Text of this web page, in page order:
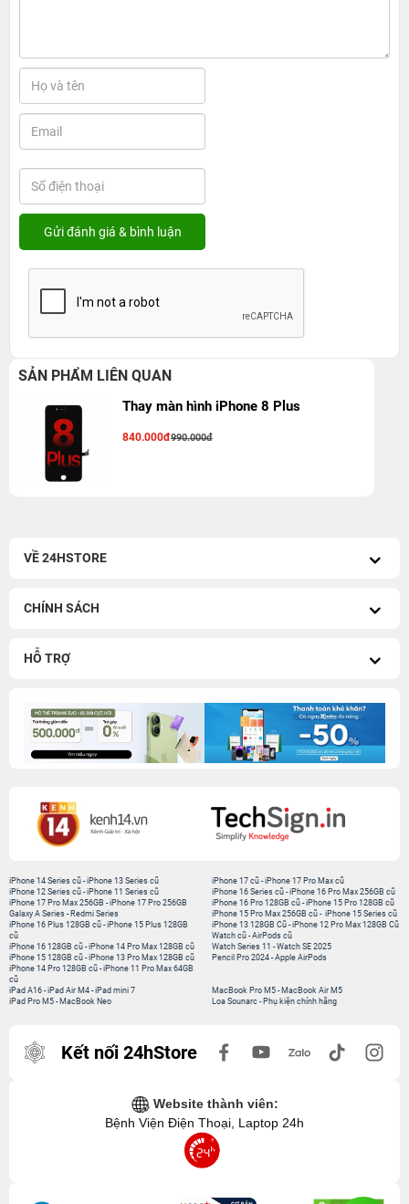
SẢN PHẨM LIÊN QUAN
Thay màn hình iPhone 8 Plus
840.000đ990.000đ
VỀ 24HSTORE
CHÍNH SÁCH
HỖ TRỢ
iPhone 14 Series cũ -iPhone 13 Series cũ
iPhone 12 Series cũ -iPhone 11 Series cũ
iPhone 17 Pro Max 256GB -iPhone 17 Pro 256GB
Galaxy A Series - Redmi Series
iPhone 17 cũ-iPhone 17 Pro Max cũ
iPhone 16 Series cũ- iPhone 16 Pro Max 256GB cũ
iPhone 16 Pro 128GB cũ-iPhone 15 Pro 128GB cũ
iPhone 15 Pro Max 256GB cũ- iPhone 15 Series cũ
iPhone 16 Plus 128GB cũ -iPhone 15 Plus 128GB
cũ
iPhone 16 128GB cũ -iPhone 14 Pro Max 128GB cũ
iPhone 15 128GB cũ -iPhone 13 Pro Max 128GB cũ
iPhone 14 Pro 128GB cũ -iPhone 11 Pro Max 64GB
cũ
iPhone 13 128GB Cũ-iPhone 12 Pro Max 128GB Cũ
Watch cũ-AirPods cũ
Watch Series 11 -Watch SE 2025
Pencil Pro 2024-Apple AirPods
iPad A16 -iPad Air M4 -iPad mini 7
iPad Pro M5 - MacBook Neo
MacBook Pro M5- MacBook Air M5
Loa Sounarc- Phụ kiện chính hãng
Kết nối 24hStore
Website thành viên:
Bệnh Viện Điện Thoại, Laptop 24h